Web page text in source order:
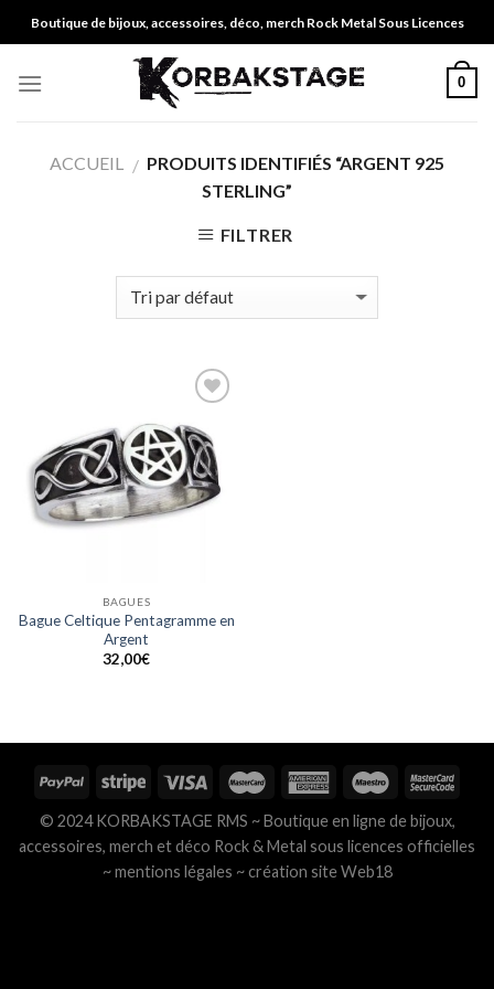
to
Boutique de bijoux, accessoires, déco, merch Rock Metal Sous Licences
0
ACCUEIL / PRODUITS IDENTIFIÉS “ARGENT 925
STERLING”
FILTRER
à ma
liste
BAGUES
Bague Celtique Pentagramme en
Argent
32,00€
© 2024 KORBAKSTAGE RMS ~ Boutique en ligne de bijoux,
accessoires, merch et déco Rock & Metal sous licences officielles
~mentions légales ~ création site Web18